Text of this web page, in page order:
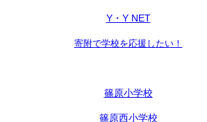
Y・Y NET
寄附で学校を応援したい！
篠原小学校
篠原西小学校